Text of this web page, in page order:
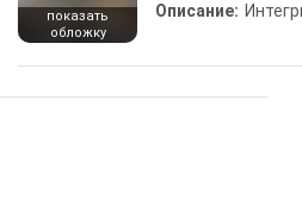
показать
обложку
Описание: